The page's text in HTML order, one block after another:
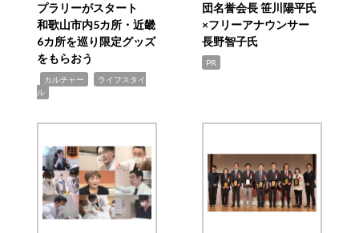
プラリーがスタート
和歌山市内5カ所・近畿
6カ所を巡り限定グッズ
をもらおう
カルチャー
ライフスタイ
ル
団名誉会長 笹川陽平氏
×フリーアナウンサー
長野智子氏
PR